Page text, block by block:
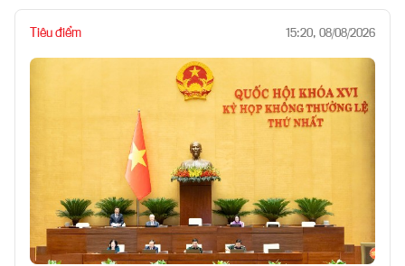
Tiêu điểm 15:20, 08/08/2026